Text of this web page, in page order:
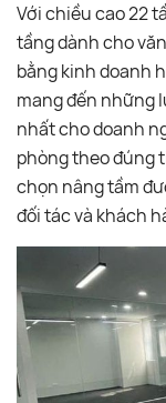
Với chiều cao 22
tầng dành cho
bằng kinh doanh
mang đến những
nhất cho doanh
phòng theo đúng
chọn nâng tầm
đối tác và khách